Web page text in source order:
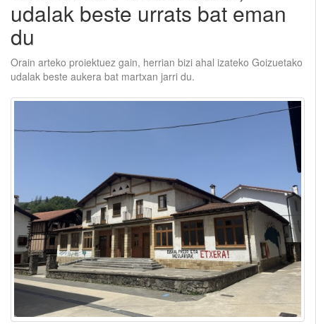
udalak beste urrats bat eman
du
Orain arteko proiektuez gain, herrian bizi ahal izateko Goizuetako
udalak beste aukera bat martxan jarri du.